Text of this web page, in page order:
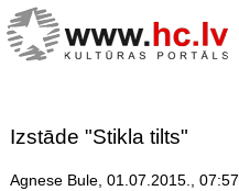
Izstāde "Stikla tilts"
Agnese Bule, 01.07.2015., 07:57